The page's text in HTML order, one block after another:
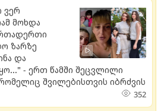
ვერ
მოხდა
ზარზე
და
- ერთ წამში შეცვლილი
შვილებისთვის იბრძვის
352